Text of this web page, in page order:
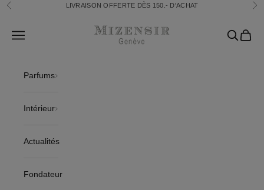
Passer au contenu
Précédent LIVRAISON OFFERTE DÈS 150.- D'ACHAT
Mizensir.ch
Translation missing: fr.header.general.open_menu
Panier
Parfums
Intérieur
Actualités
Fondateur